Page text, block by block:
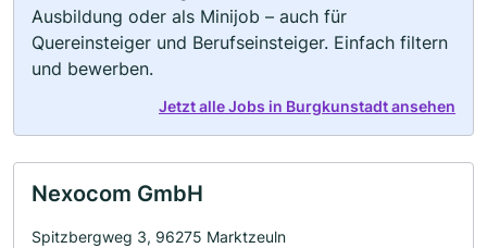
Ausbildung oder als Minijob – auch für
Quereinsteiger und Berufseinsteiger. Einfach filtern
und bewerben.
Jetzt alle Jobs in Burgkunstadt ansehen
Nexocom GmbH
Spitzbergweg 3, 96275 Marktzeuln